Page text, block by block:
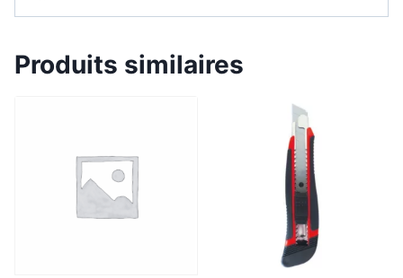
Produits similaires